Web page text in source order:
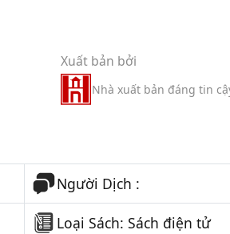
Xuất bản bởi
Nhà xuất bản đáng tin
Người Dịch :
Loại Sách: Sách điện tử